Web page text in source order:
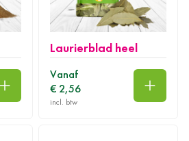
In winkelwagen
Laurierblad heel
Vanaf
€ 2,56
In